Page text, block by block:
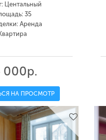
Центальный
35
Аренда
000р.
НА ПРОСМОТР